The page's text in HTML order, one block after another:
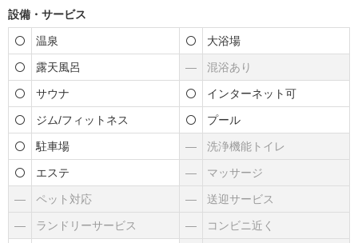
設備・サービス
温泉 大浴場
露天風呂 ― 混浴あり
サウナ インターネット可
ジム/フィットネス プール
駐車場 ― 洗浄機能トイレ
エステ ― マッサージ
― ペット対応 ― 送迎サービス
― ランドリーサービス ― コンビニ近く